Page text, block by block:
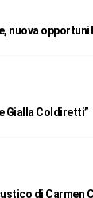
nuova
Gialla Coldiretti”
di Carmen